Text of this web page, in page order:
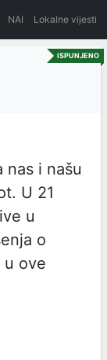
NAI Lokalne vijesti
ISPUNJENO
nas i našu
U 21
u
o
u ove